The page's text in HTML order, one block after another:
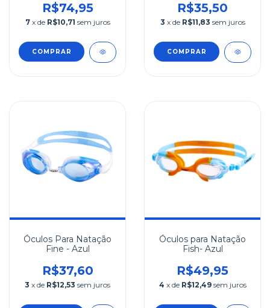
R$74,95
7 x de R$10,71 sem juros
COMPRAR
R$35,50
3 x de R$11,83 sem juros
COMPRAR
Óculos Para Natação
Fine - Azul
R$37,60
3 x de R$12,53 sem juros
Óculos para Natação
Fish- Azul
R$49,95
4 x de R$12,49 sem juros